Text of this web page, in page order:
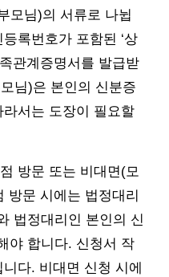
모님)의 서류로 나뉩
록번호가 포함된 ‘상
관계증명서를 발급받
님)은 본인의 신분증
서는 도장이 필요할
방문 또는 비대면(모
방문 시에는 법정대리
법정대리인 본인의 신
야 합니다. 신청서 작
다. 비대면 신청 시에